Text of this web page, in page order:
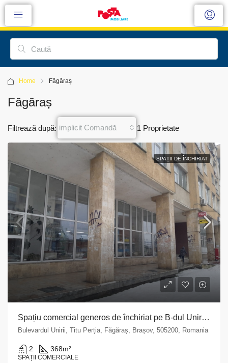
Home Făgăraș
Făgăraș
1 Proprietate
Filtrează după: implicit Comandă
SPAȚII DE ÎNCHIRIAT
Spațiu comercial generos de închiriat pe B-dul Unirii nr. 1B, Făgăraș
Bulevardul Unirii, Titu Perția, Făgăraș, Brașov, 505200, Romania
2 368m²
SPAȚII COMERCIALE